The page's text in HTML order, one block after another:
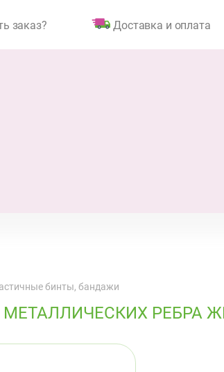
заказ? Доставка и оплата
бинты, бандажи
РЕБРА